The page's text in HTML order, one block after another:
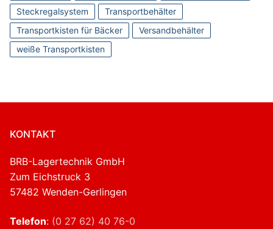
Steckregalsystem
Transportbehälter
Transportkisten für Bäcker
Versandbehälter
weiße Transportkisten
KONTAKT
BRB-Lagertechnik GmbH
Zum Eichstruck 3
57482 Wenden-Gerlingen
Telefon: (0 27 62) 40 76-0